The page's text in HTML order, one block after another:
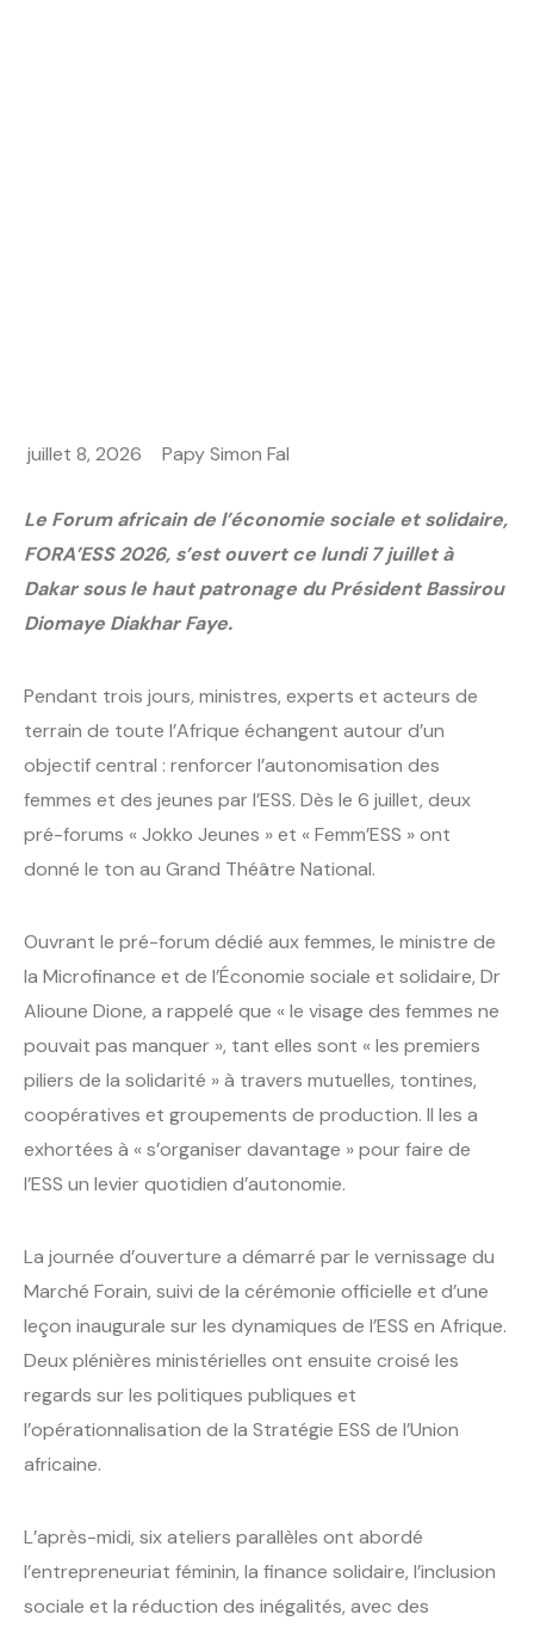
juillet 8, 2026 Papy Simon Fal
Le Forum africain de l’économie sociale et solidaire,
FORA’ESS 2026, s’est ouvert ce lundi 7 juillet à
Dakar sous le haut patronage du Président Bassirou
Diomaye Diakhar Faye.
Pendant trois jours, ministres, experts et acteurs de
terrain de toute l’Afrique échangent autour d’un
objectif central : renforcer l’autonomisation des
femmes et des jeunes par l’ESS. Dès le 6 juillet, deux
pré-forums « Jokko Jeunes » et « Femm’ESS » ont
donné le ton au Grand Théâtre National.
Ouvrant le pré-forum dédié aux femmes, le ministre de
la Microfinance et de l’Économie sociale et solidaire, Dr
Alioune Dione, a rappelé que « le visage des femmes ne
pouvait pas manquer », tant elles sont « les premiers
piliers de la solidarité » à travers mutuelles, tontines,
coopératives et groupements de production. Il les a
exhortées à « s’organiser davantage » pour faire de
l’ESS un levier quotidien d’autonomie.
La journée d’ouverture a démarré par le vernissage du
Marché Forain, suivi de la cérémonie officielle et d’une
leçon inaugurale sur les dynamiques de l’ESS en Afrique.
Deux plénières ministérielles ont ensuite croisé les
regards sur les politiques publiques et
l’opérationnalisation de la Stratégie ESS de l’Union
africaine.
L’après-midi, six ateliers parallèles ont abordé
l’entrepreneuriat féminin, la finance solidaire, l’inclusion
sociale et la réduction des inégalités, avec des